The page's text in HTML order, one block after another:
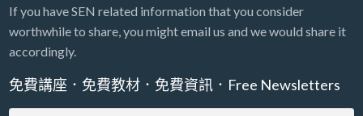
If you have SEN related information that you consider
worthwhile to share, you might email us and we would share it
accordingly.
免費講座．免費教材．免費資訊．Free Newsletters